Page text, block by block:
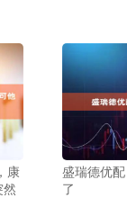
康
盛瑞德优
了